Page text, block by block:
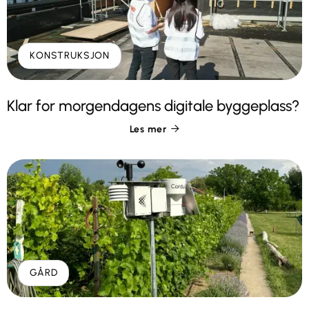
KONSTRUKSJON
Klar for morgendagens digitale byggeplass?
Les mer 
GÅRD